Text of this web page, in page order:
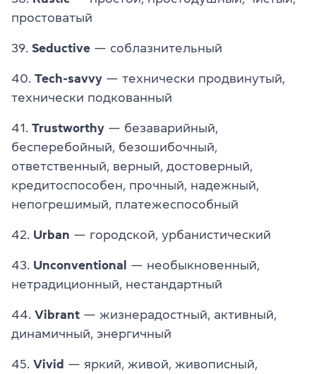
простоватый
39. Seductive — соблазнительный
40. Tech-savvy — технически продвинутый,
технически подкованный
41. Trustworthy — безаварийный,
бесперебойный, безошибочный,
ответственный, верный, достоверный,
кредитоспособен, прочный, надежный,
непогрешимый, платежеспособный
42. Urban — городской, урбанистический
43. Unconventional
— необыкновенный,
нетрадиционный, нестандартный
44. Vibrant — жизнерадостный, активный,
динамичный, энергичный
45. Vivid — яркий, живой, живописный,